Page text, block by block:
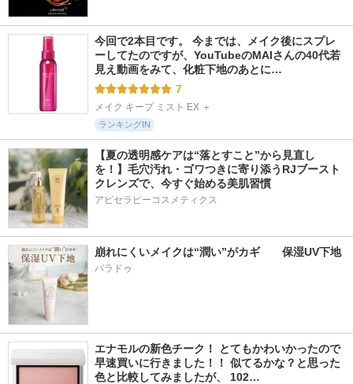
今回で2本目です。 今までは、メイク後にスプレ
ーしてたのですが、YouTubeのMAIさんの40代若
見え動画をみて、化粧下地のあとに…
7
メイク キープ ミスト EX ＋
ランキングIN
【夏の透明感ケアは“落とすこと”から見直し
を！】毛穴汚れ・ゴワつきに寄り添うRJブースト
クレンズで、今すぐ始める美肌習慣
アピセラピーコスメティクス
崩れにくいメイクは“潤い”がカギ　　保湿UV下地
パラドゥ
エナモルの新色チーク！ とてもかわいかったので
早速買いに行きました！！ 似てるかな？と思った
色と比較してみましたが、 102…